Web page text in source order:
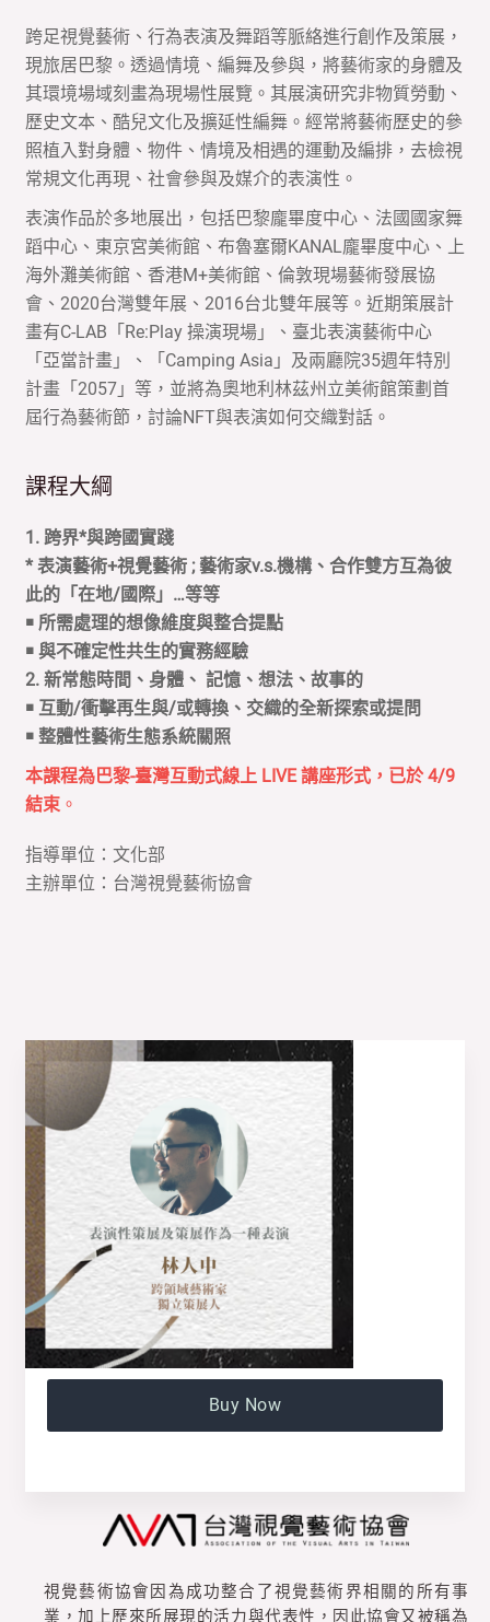
跨足視覺藝術、行為表演及舞蹈等脈絡進行創作及策展，
現旅居巴黎。透過情境、編舞及參與，將藝術家的身體及
其環境場域刻畫為現場性展覽。其展演研究非物質勞動、
歷史文本、酷兒文化及擴延性編舞。經常將藝術歷史的參
照植入對身體、物件、情境及相遇的運動及編排，去檢視
常規文化再現、社會參與及媒介的表演性。
表演作品於多地展出，包括巴黎龐畢度中心、法國國家舞
蹈中心、東京宮美術館、布魯塞爾KANAL龐畢度中心、上
海外灘美術館、香港M+美術館、倫敦現場藝術發展協
會、2020台灣雙年展、2016台北雙年展等。近期策展計
畫有C-LAB「Re:Play 操演現場」、臺北表演藝術中心
「亞當計畫」、「Camping Asia」及兩廳院35週年特別
計畫「2057」等，並將為奧地利林茲州立美術館策劃首
屆行為藝術節，討論NFT與表演如何交織對話。
課程大綱
1. 跨界*與跨國實踐
*表演藝術+視覺藝術; 藝術家v.s.機構、合作雙方互為彼
此的「在地/國際」 …等等
￭ 所需處理的想像維度與整合提點
￭ 與不確定性共生的實務經驗
2. 新常態時間、身體、 記憶、想法、故事的
￭ 互動/衝擊再生與/或轉換、交織的全新探索或提問
￭ 整體性藝術生態系統關照
本課程為巴黎-臺灣互動式線上 LIVE 講座形式，已於 4/9
結束。
指導單位：文化部
主辦單位：台灣視覺藝術協會
Buy Now
視覺藝術協會因為成功整合了視覺藝術界相關的所有事
業，加上歷來所展現的活力與代表性，因此協會又被稱為